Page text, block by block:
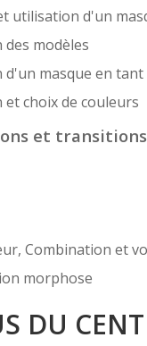
utilisation d'un
modèles
d'un masque en
choix de couleurs
et transitions
Combination et
morphose
DU